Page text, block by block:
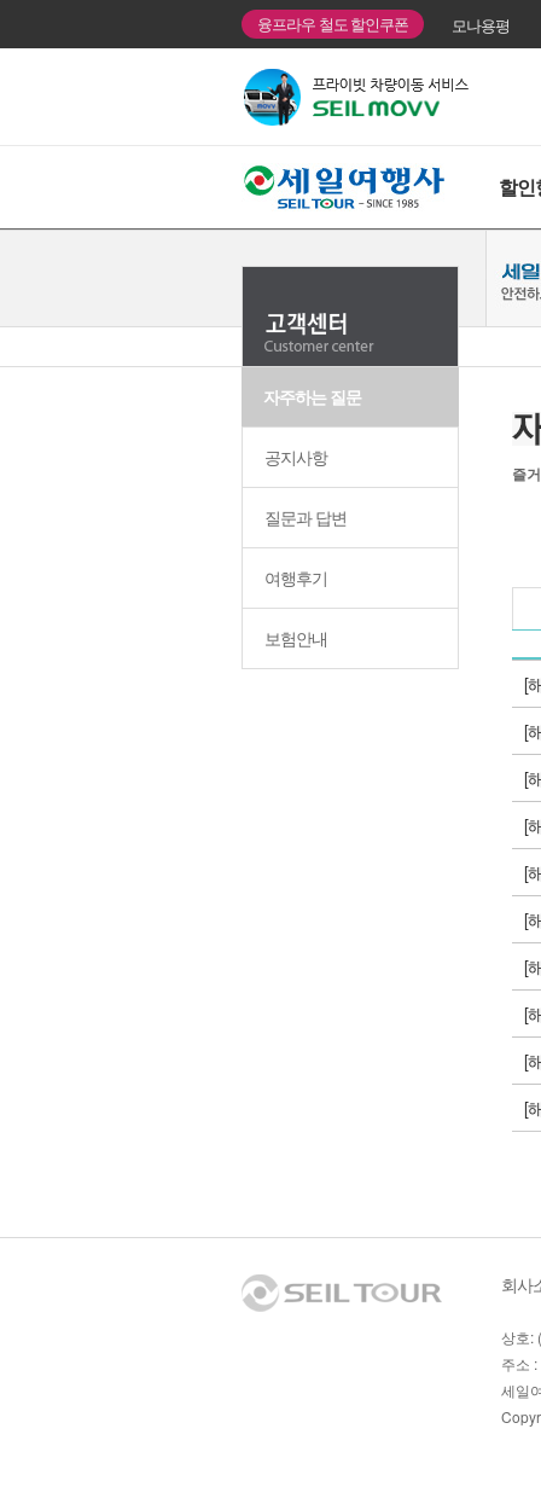
융프라우 철도 할인쿠폰 모나용평
할인
자주하는 질문
공지사항
질문과 답변
여행후기
보험안내
즐
[
[
[
[
[
[
[
[
[
[
회사
상호:
주소
세일